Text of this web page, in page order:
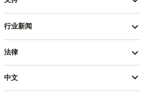
行业新闻
法律
中文